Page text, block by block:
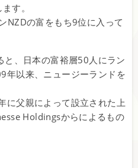
す。
NZDの富をもち9位に入って
、日本の富裕層50人にラン
年以来、ニュージーランドを
に父親によって設立された上
Holdingsからによるもの